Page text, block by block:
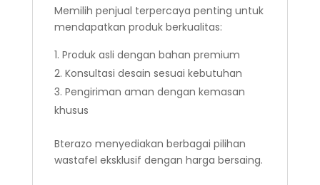
Memilih penjual terpercaya penting untuk
mendapatkan produk berkualitas:
Produk asli dengan bahan premium
Konsultasi desain sesuai kebutuhan
Pengiriman aman dengan kemasan
khusus
Bterazo menyediakan berbagai pilihan
wastafel eksklusif dengan harga bersaing.